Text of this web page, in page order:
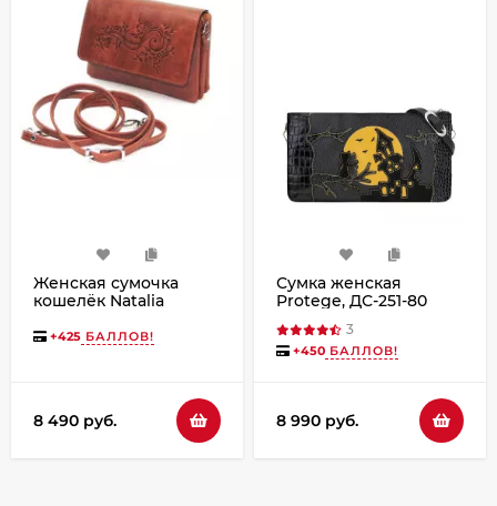
Женская сумочка
кошелёк Natalia
«Лисиа»
+425 БАЛЛОВ!
8 490 руб.
Сумка женская
Protege, ДС-251-80
3
+450 БАЛЛОВ!
8 990 руб.